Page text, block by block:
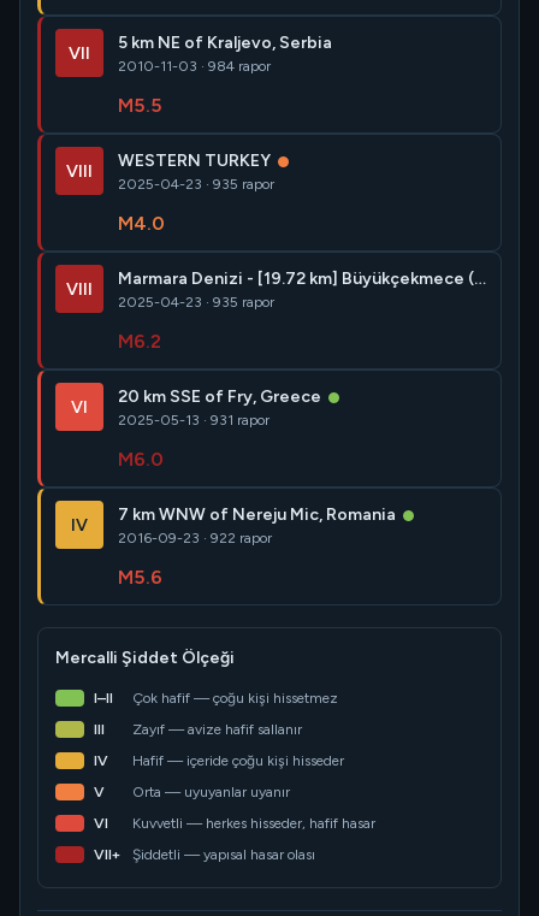
VII
5 km NE of Kraljevo, Serbia
2010-11-03 · 984 rapor
M5.5
VIII
WESTERN TURKEY
2025-04-23 · 935 rapor
M4.0
VIII
Marmara Denizi - [19.72 km] Büyükçekmece (İstanbul)
2025-04-23 · 935 rapor
M6.2
VI
20 km SSE of Fry, Greece
2025-05-13 · 931 rapor
M6.0
IV
7 km WNW of Nereju Mic, Romania
2016-09-23 · 922 rapor
M5.6
Mercalli Şiddet Ölçeği
I–II
Çok hafif — çoğu kişi hissetmez
III
Zayıf — avize hafif sallanır
IV
Hafif — içeride çoğu kişi hisseder
V
Orta — uyuyanlar uyanır
VI
Kuvvetli — herkes hisseder, hafif hasar
VII+
Şiddetli — yapısal hasar olası